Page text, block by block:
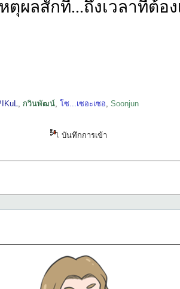
ตุผลสักที...ถึงเวลาที่ต้อ
, กวินพัฒน์,โซ...เซอะเซอ,Soonjun
บันทึกการเข้า